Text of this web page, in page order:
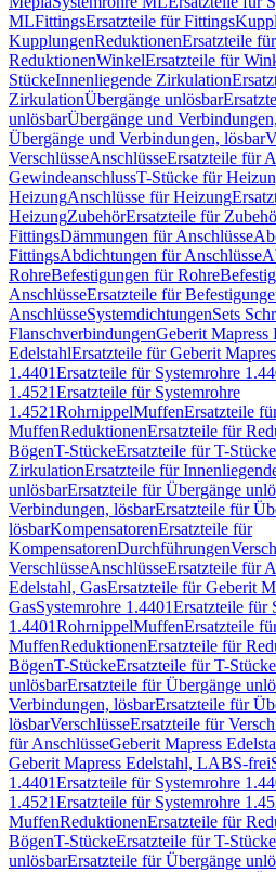
MLFittingsErsatzteile für Fittings
KupplungenReduktionenErsatzteile für
ReduktionenWinkelErsatzteile für
StückeInnenliegende Zirkulation
ZirkulationÜbergänge unlösbar
unlösbarÜbergänge und
Übergänge und Verbindungen, lösbar
VerschlüsseAnschlüsseErsatzteile für
GewindeanschlussT-Stücke für
HeizungAnschlüsse für Heizung
HeizungZubehörErsatzteile für
FittingsDämmungen für Anschlüsse
FittingsAbdichtungen für Anschlüsse
RohreBefestigungen für Rohre
AnschlüsseErsatzteile für
AnschlüsseSystemdichtungenSets
FlanschverbindungenGeberit Mapress
EdelstahlErsatzteile für Geberit
1.4401Ersatzteile für Systemrohre
1.4521Ersatzteile für Systemrohre
1.4521RohrnippelMuffenErsatzteile
MuffenReduktionenErsatzteile für
BögenT-StückeErsatzteile für T-Stücke
ZirkulationErsatzteile für
unlösbarErsatzteile für Übergänge
Verbindungen, lösbarErsatzteile für
lösbarKompensatorenErsatzteile für
KompensatorenDurchführungen
VerschlüsseAnschlüsseErsatzteile für
Edelstahl, GasErsatzteile für Geberit
GasSystemrohre 1.4401Ersatzteile für
1.4401RohrnippelMuffenErsatzteile
MuffenReduktionenErsatzteile für
BögenT-StückeErsatzteile für T-Stücke
unlösbarErsatzteile für Übergänge
Verbindungen, lösbarErsatzteile für
lösbarVerschlüsseErsatzteile für
für AnschlüsseGeberit Mapress
Geberit Mapress Edelstahl, LABS-frei
1.4401Ersatzteile für Systemrohre
1.4521Ersatzteile für Systemrohre
MuffenReduktionenErsatzteile für
BögenT-StückeErsatzteile für T-Stücke
unlösbarErsatzteile für Übergänge